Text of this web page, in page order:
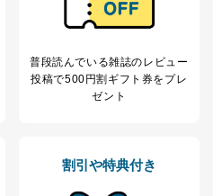
普段読んでいる雑誌のレビュー
投稿で500円割ギフト券をプレ
ゼント
割引や特典付き